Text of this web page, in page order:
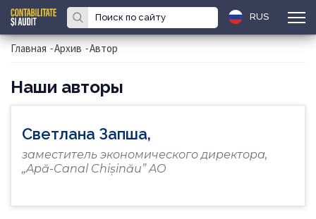
RUS
Главная -Архив -Автор
Наши авторы
Светлана Запша,
заместитель экономического директора,
„Apă-Canal Chișinău” AO